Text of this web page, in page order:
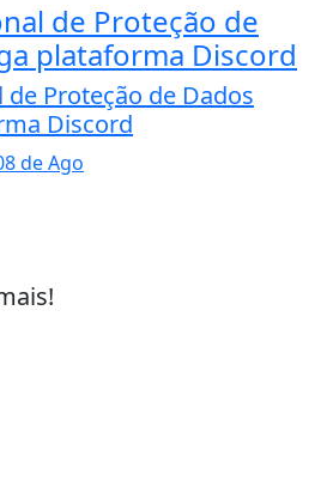
de Proteção de
plataforma Discord
Proteção de Dados
Discord
de Ago